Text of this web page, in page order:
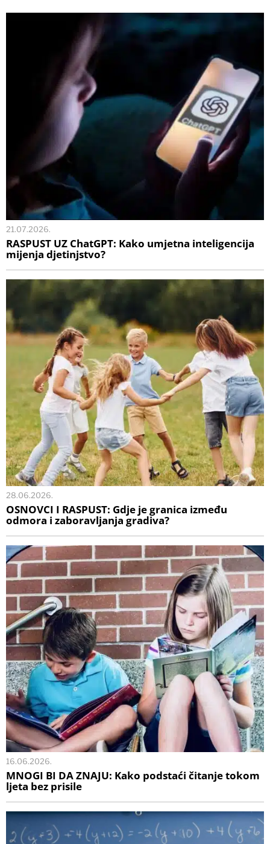
21.07.2026.
RASPUST UZ ChatGPT: Kako umjetna inteligencija
mijenja djetinjstvo?
28.06.2026.
OSNOVCI I RASPUST: Gdje je granica između
odmora i zaboravljanja gradiva?
16.06.2026.
MNOGI BI DA ZNAJU: Kako podstaći čitanje tokom
ljeta bez prisile